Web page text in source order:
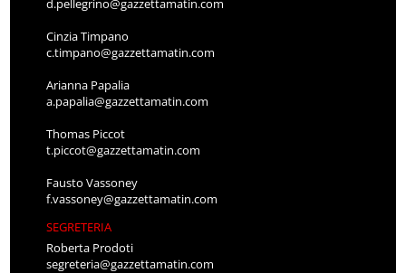
d.pellegrino@gazzettamatin.com
Cinzia Timpano
c.timpano@gazzettamatin.com
Arianna Papalia
a.papalia@gazzettamatin.com
Thomas Piccot
t.piccot@gazzettamatin.com
Fausto Vassoney
f.vassoney@gazzettamatin.com
SEGRETERIA
Roberta Prodoti
segreteria@gazzettamatin.com